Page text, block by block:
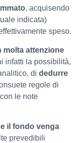
, acquisendo
indicata)
speso.
molta attenzione
infatti la possibilità,
di dedurre
regole di
le note
il fondo venga
prevedibili